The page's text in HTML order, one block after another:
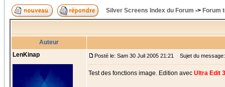
Silver Screens Index du Forum -> Forum
Auteur
LenKinap
Posté le: Sam 30 Juil 2005 21:21 Sujet du
Test des fonctions image. Edition avec Ultra Edit